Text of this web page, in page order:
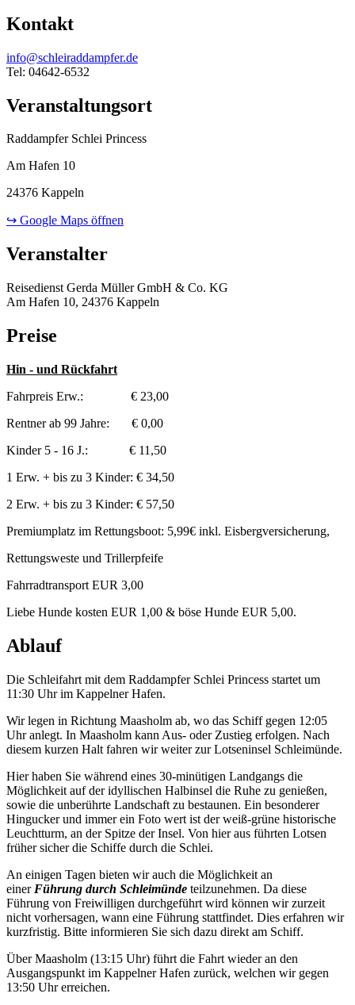
Kontakt
info@schleiraddampfer.de
Tel: 04642-6532
Veranstaltungsort
Raddampfer Schlei Princess
Am Hafen 10
24376 Kappeln
↪ Google Maps öffnen
Veranstalter
Reisedienst Gerda Müller GmbH & Co. KG
Am Hafen 10, 24376 Kappeln
Preise
Hin - und Rückfahrt
Fahrpreis Erw.: € 23,00
Rentner ab 99 Jahre: € 0,00
Kinder 5 - 16 J.: € 11,50
1 Erw. + bis zu 3 Kinder: € 34,50
2 Erw. + bis zu 3 Kinder: € 57,50
Premiumplatz im Rettungsboot: 5,99€ inkl. Eisbergversicherung,
Rettungsweste und Trillerpfeife
Fahrradtransport EUR 3,00
Liebe Hunde kosten EUR 1,00 & böse Hunde EUR 5,00.
Ablauf
Die Schleifahrt mit dem Raddampfer Schlei Princess startet um
11:30 Uhr im Kappelner Hafen.
Wir legen in Richtung Maasholm ab, wo das Schiff gegen 12:05
Uhr anlegt. In Maasholm kann Aus- oder Zustieg erfolgen. Nach
diesem kurzen Halt fahren wir weiter zur Lotseninsel Schleimünde.
Hier haben Sie während eines 30-minütigen Landgangs die
Möglichkeit auf der idyllischen Halbinsel die Ruhe zu genießen,
sowie die unberührte Landschaft zu bestaunen. Ein besonderer
Hingucker und immer ein Foto wert ist der weiß-grüne historische
Leuchtturm, an der Spitze der Insel. Von hier aus führten Lotsen
früher sicher die Schiffe durch die Schlei.
An einigen Tagen bieten wir auch die Möglichkeit an
einer Führung durch Schleimünde teilzunehmen. Da diese
Führung von Freiwilligen durchgeführt wird können wir zurzeit
nicht vorhersagen, wann eine Führung stattfindet. Dies erfahren wir
kurzfristig. Bitte informieren Sie sich dazu direkt am Schiff.
Über Maasholm (13:15 Uhr) führt die Fahrt wieder an den
Ausgangspunkt im Kappelner Hafen zurück, welchen wir gegen
13:50 Uhr erreichen.